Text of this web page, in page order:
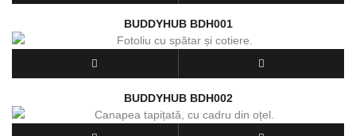
BUDDYHUB BDH001
BUDDYHUB BDH002